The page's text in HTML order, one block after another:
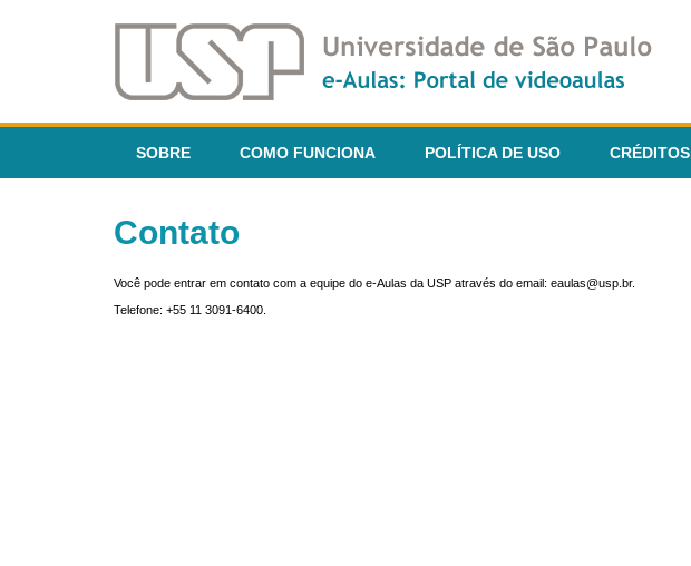
SOBRE COMO FUNCIONA POLÍTICA DE USO CRÉDITOS
Contato
Você pode entrar em contato com a equipe do e-Aulas da USP através do email: eaulas@usp.br.
Telefone: +55 11 3091-6400.